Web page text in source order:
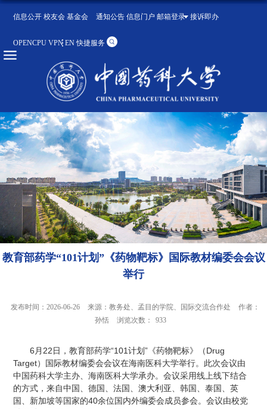
信息公开 校友会 基金会 通知公告 信息门户 邮箱登录 接诉即办
OPENCPU VPN EN 快捷服务
教育部药学“101计划”《药物靶标》国际教材编委会会议
举行
发布时间：2026-06-26 来源：教务处、孟目的学院、国际交流合作处
作者：
孙恬
浏览次数： 933
6月22日，教育部药学“101计划”《药物靶标》（Drug
Target）国际教材编委会会议在海南医科大学举行。此次会议由
中国药科大学主办、海南医科大学承办。会议采用线上线下结合
的方式，来自中国、德国、法国、澳大利亚、韩国、泰国、英
国、新加坡等国家的40余位国内外编委会成员参会。会议由校党